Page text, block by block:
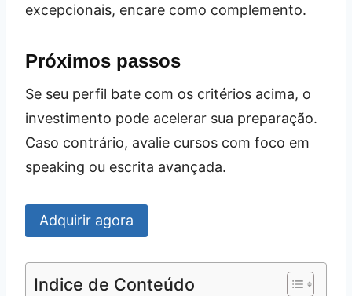
excepcionais, encare como complemento.
Próximos passos
Se seu perfil bate com os critérios acima, o
investimento pode acelerar sua preparação.
Caso contrário, avalie cursos com foco em
speaking ou escrita avançada.
Adquirir agora
Indice de Conteúdo